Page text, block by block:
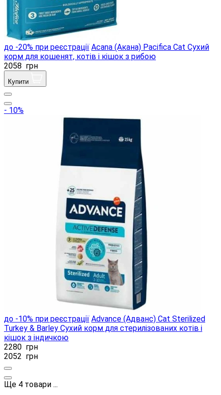
до -20% при реєстрації Acana (Акана) Pacifica Сat Сухий
корм для кошенят, котів і кішок з рибою
2058 грн
Купити
- 10%
до -10% при реєстрації Advance (Адванс) Cat Sterilized
Turkey & Barley Сухий корм для стерилізованих котів і
кішок з індичкою
2280 грн
2052 грн
Ще 4 товари ...